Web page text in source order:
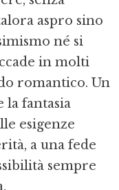
aspro sino
né si
in molti
romantico. Un
la fantasia
esigenze
a una fede
sempre